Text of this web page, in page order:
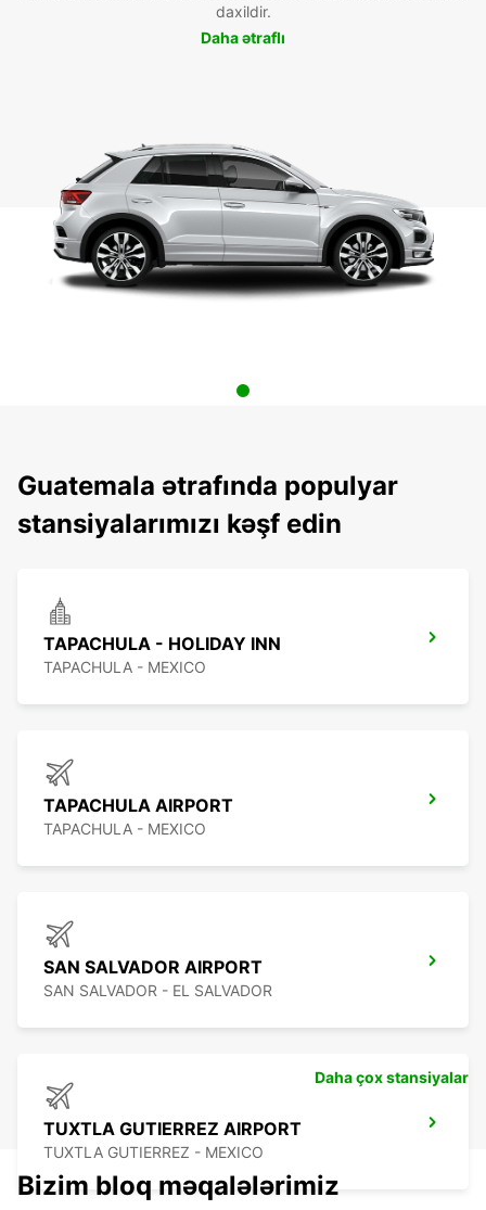
daxildir.
Daha ətraflı
Guatemala ətrafında populyar
stansiyalarımızı kəşf edin
TAPACHULA - HOLIDAY INN
TAPACHULA - MEXICO
TAPACHULA AIRPORT
TAPACHULA - MEXICO
SAN SALVADOR AIRPORT
SAN SALVADOR - EL SALVADOR
TUXTLA GUTIERREZ AIRPORT
TUXTLA GUTIERREZ - MEXICO
Daha çox stansiyalar
Bizim bloq məqalələrimiz